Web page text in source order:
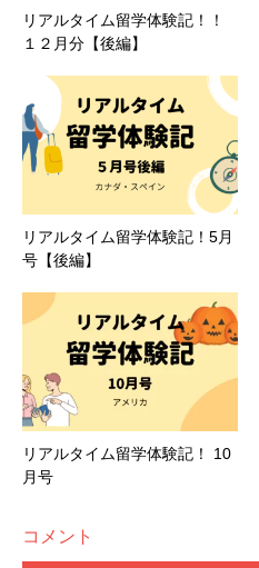
リアルタイム留学体験記！！
１２月分【後編】
リアルタイム留学体験記！5月
号【後編】
リアルタイム留学体験記！ 10
月号
コメント